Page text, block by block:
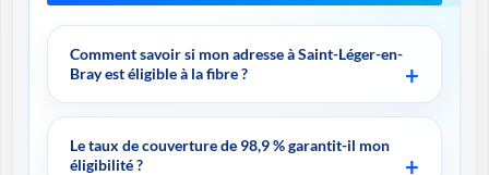
Comment savoir si mon adresse à Saint-Léger-en-
Bray est éligible à la fibre ?
Le taux de couverture de 98,9 % garantit-il mon
éligibilité ?